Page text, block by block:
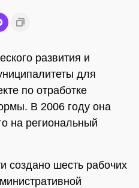
развития и
для
по отработке
В 2006 году она
на региональный
создано шесть рабочих